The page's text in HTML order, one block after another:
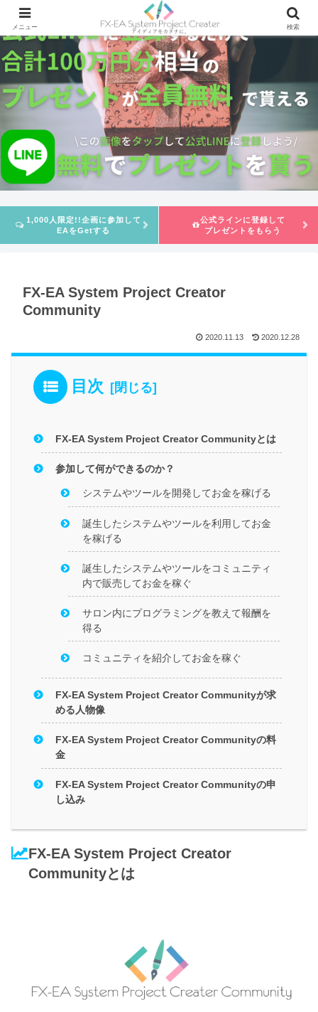
1,000人限定!!企画に参加して
EAをGetする
公式ラインに登録して
プレゼントをもらう
FX-EA System Project Creator
Community
2020.11.13 2020.12.28
目次
FX-EA System Project Creator Communityとは
参加して何ができるのか？
システムやツールを開発してお金を稼げる
誕生したシステムやツールを利用してお金
を稼げる
誕生したシステムやツールをコミュニティ
内で販売してお金を稼ぐ
サロン内にプログラミングを教えて報酬を
得る
コミュニティを紹介してお金を稼ぐ
FX-EA System Project Creator Communityが求
める人物像
FX-EA System Project Creator Communityの料
金
FX-EA System Project Creator Communityの申
し込み
FX-EA System Project Creator
Communityとは
メニュー 検索